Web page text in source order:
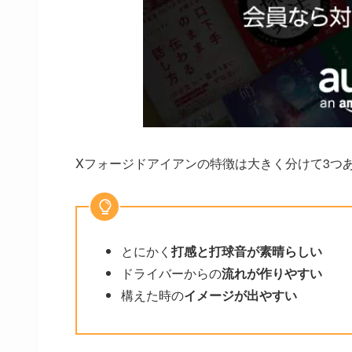
Xフォージドアイアンの特徴は大きく分けて3つ
とにかく 打感と打球音が素晴らしい
ドライバーからの流れが作りやすい
構えた時のイメージが出やすい